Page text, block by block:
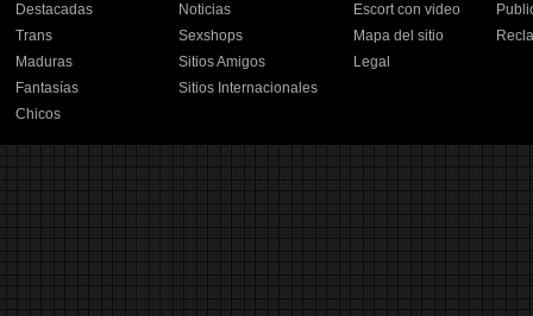
Destacadas
Trans
Maduras
Fantasías
Chicos
Noticias
Sexshops
Sitios Amigos
Sitios Internacionales
Escort con video
Mapa del sitio
Legal